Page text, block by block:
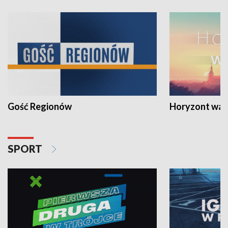
Gość Regionów Horyzont
SPORT